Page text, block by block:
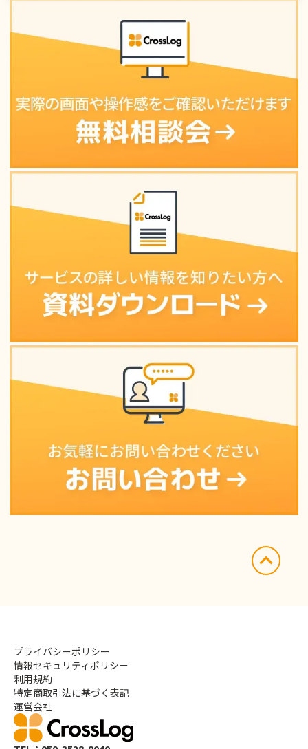
プライバシーポリシー
情報セキュリティポリシー
利用規約
特定商取引法に基づく表記
運営会社